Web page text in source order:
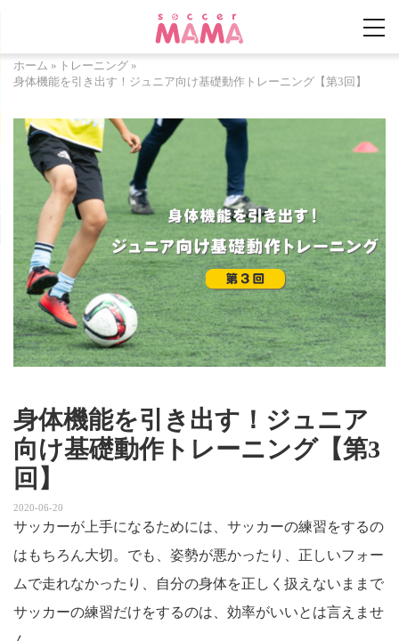
ホーム » トレーニング »
身体機能を引き出す！ジュニア向け基礎動作トレーニング【第3回】
身体機能を引き出す！ジュニア
向け基礎動作トレーニング【第3
回】
2020-06-20
サッカーが上手になるためには、サッカーの練習をするの
はもちろん大切。でも、姿勢が悪かったり、正しいフォー
ムで走れなかったり、自分の身体を正しく扱えないままで
サッカーの練習だけをするのは、効率がいいとは言えませ